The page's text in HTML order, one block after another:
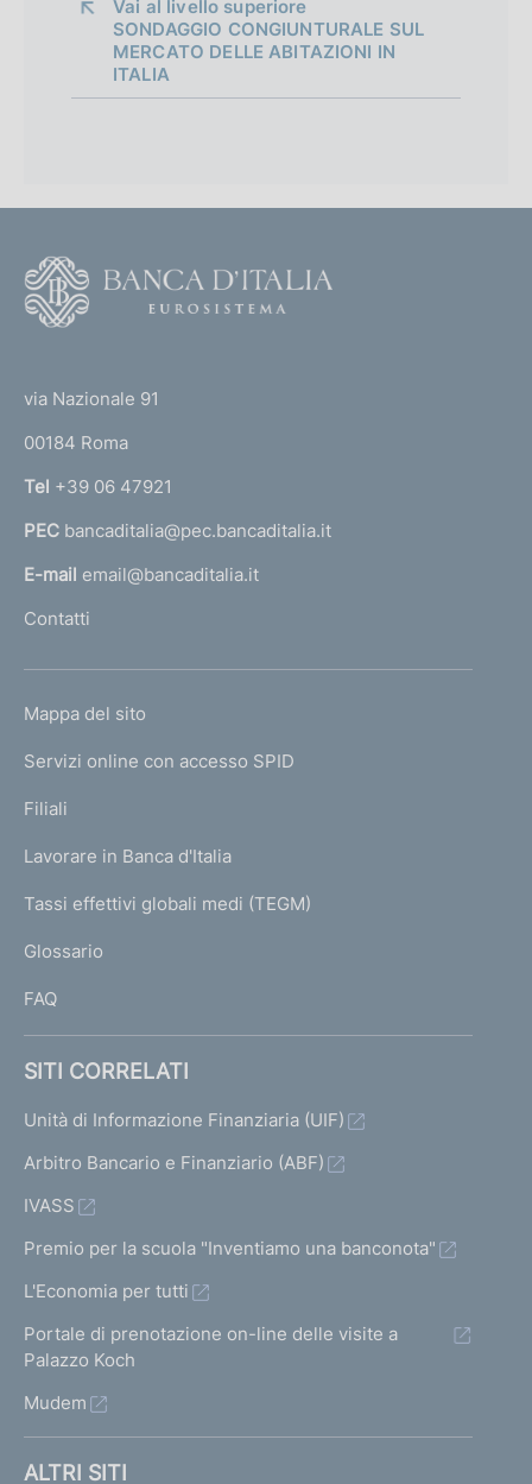
Vai al livello superiore
SONDAGGIO CONGIUNTURALE SUL
MERCATO DELLE ABITAZIONI IN
ITALIA
r
n
a
l
m
e
a
g
via Nazionale 91
00184 Roma
Tel +39 06 47921
PEC bancaditalia@pec.bancaditalia.it
E-mail email@bancaditalia.it
Contatti
L
N
K
T
I
I
Mappa del sito
Servizi online con accesso SPID
Filiali
Lavorare in Banca d'Italia
Tassi effettivi globali medi (TEGM)
Glossario
FAQ
SITI CORRELATI
Unità di Informazione Finanziaria (UIF)
Arbitro Bancario e Finanziario (ABF)
IVASS
Premio per la scuola "Inventiamo una banconota"
L'Economia per tutti
Portale di prenotazione on-line delle visite a
Palazzo Koch
Mudem
ALTRI SITI